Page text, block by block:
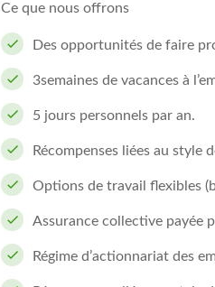
Ce que nous offrons
Des opportunités de faire
3semaines de vacances à
5 jours personnels par an.
Récompenses liées au style
Options de travail flexibles
Assurance collective payée
Régime d’actionnariat des